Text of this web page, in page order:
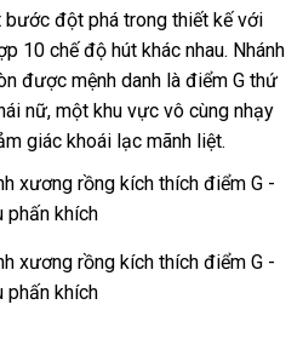
bước đột phá trong thiết kếđã
qua
sử
dụng
với
10 chế độ hút khác nhaunhập
hàng
. Nhánh
thông
minh
được mệnh danh là điểm G thứ
nữphản
hồi
, một khu vực vô cùng nhạy
giác khoái lạc mãnh liệt.